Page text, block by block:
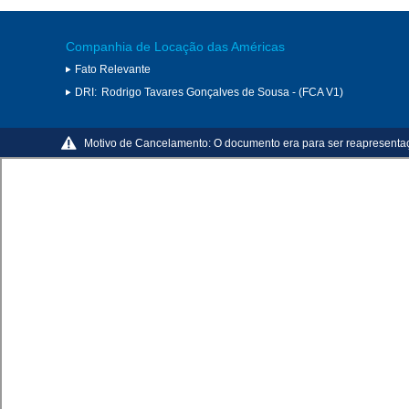
Companhia de Locação das Américas
Fato Relevante
DRI: Rodrigo Tavares Gonçalves de Sousa - (FCA V1)
Motivo de Cancelamento: O documento era para ser